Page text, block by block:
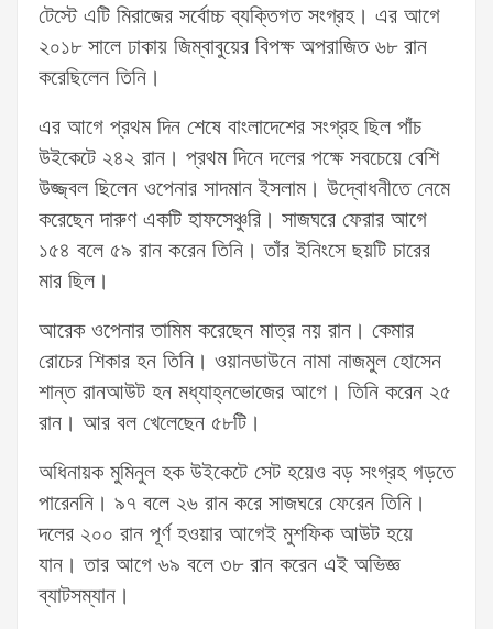
টেস্টে এটি মিরাজের সর্বোচ্চ ব্যক্তিগত সংগ্রহ। এর আগে
২০১৮ সালে ঢাকায় জিম্বাবুয়ের বিপক্ষ অপরাজিত ৬৮ রান
করেছিলেন তিনি।
এর আগে প্রথম দিন শেষে বাংলাদেশের সংগ্রহ ছিল পাঁচ
উইকেটে ২৪২ রান। প্রথম দিনে দলের পক্ষে সবচেয়ে বেশি
উজ্জ্বল ছিলেন ওপেনার সাদমান ইসলাম। উদ্বোধনীতে নেমে
করেছেন দারুণ একটি হাফসেঞ্চুরি। সাজঘরে ফেরার আগে
১৫৪ বলে ৫৯ রান করেন তিনি। তাঁর ইনিংসে ছয়টি চারের
মার ছিল।
আরেক ওপেনার তামিম করেছেন মাত্র নয় রান। কেমার
রোচের শিকার হন তিনি। ওয়ানডাউনে নামা নাজমুল হোসেন
শান্ত রানআউট হন মধ্যাহ্নভোজের আগে। তিনি করেন ২৫
রান। আর বল খেলেছেন ৫৮টি।
অধিনায়ক মুমিনুল হক উইকেটে সেট হয়েও বড় সংগ্রহ গড়তে
পারেননি। ৯৭ বলে ২৬ রান করে সাজঘরে ফেরেন তিনি।
দলের ২০০ রান পূর্ণ হওয়ার আগেই মুশফিক আউট হয়ে
যান। তার আগে ৬৯ বলে ৩৮ রান করেন এই অভিজ্ঞ
ব্যাটসম্যান।